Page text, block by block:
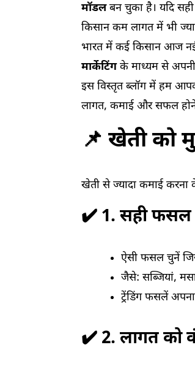
मॉडलबन चुका है। यदि
किसान कम लागत में भी
भारत में कई किसान आज
मार्केटिंगके माध्यम से
इस विस्तृत ब्लॉग में हम
लागत, कमाई और सफल होने
📌 खेती को
खेती से ज्यादा कमाई करना
✔️ 1. सही फसल
ऐसी फसल चुनें
जैसे: सब्जियां,
ट्रेंडिंग फसलें
✔️ 2. लागत को